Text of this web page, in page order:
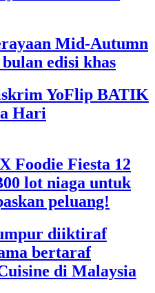
Mid-Autumn
edisi khas
YoFlip BATIK
Hari
Foodie Fiesta 12
lot niaga untuk
peluang!
diiktiraf
bertaraf
di Malaysia